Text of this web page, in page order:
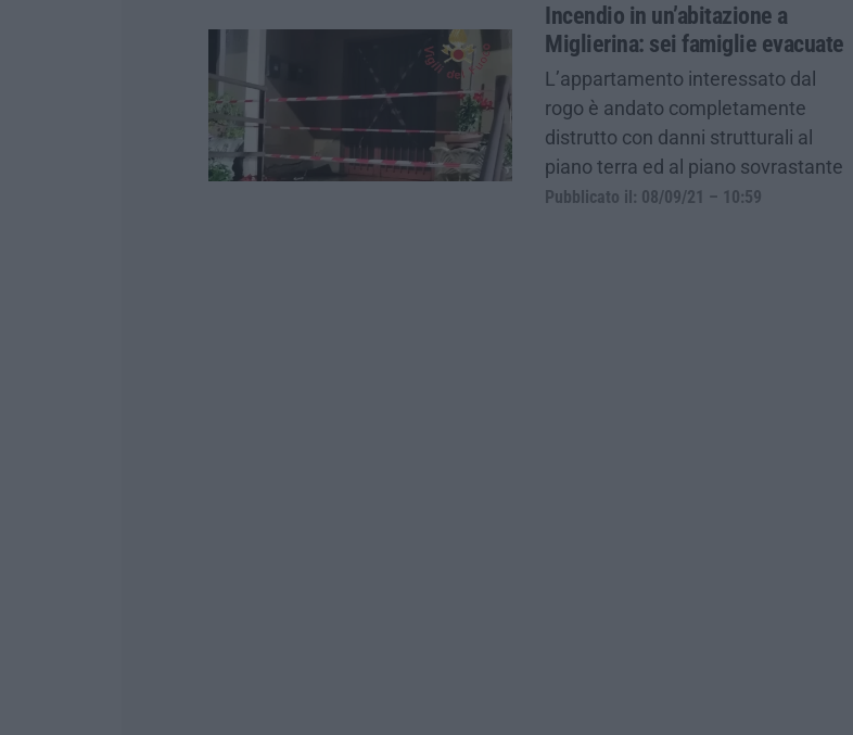
Incendio in un’abitazione a
Miglierina: sei famiglie evacuate
L’appartamento interessato dal
rogo è andato completamente
distrutto con danni strutturali al
piano terra ed al piano sovrastante
Pubblicato il: 08/09/21 – 10:59